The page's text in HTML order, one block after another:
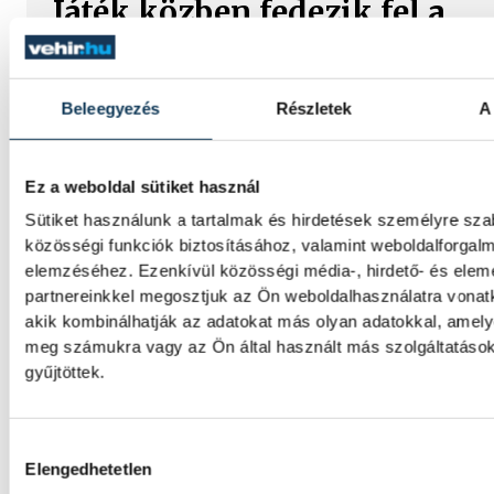
Beleegyezés Részletek
Ez a weboldal sütiket használ
Sütiket használunk a tartalmak és hirdetések személyre
közösségi funkciók biztosításához, valamint
elemzéséhez. Ezenkívül közösségi média-, hirdető- és
partnereinkkel megosztjuk az Ön weboldalhasználatra
akik kombinálhatják az adatokat más olyan adatokkal,
meg számukra vagy az Ön által használt más
gyűjtöttek.
Elengedhetetlen
Játék közben fedezik fel a
tudomány világát a
gyerekek
Látványos kísérletek, kreatív feladatok és
Labsben. Videónkban Balassa Marietta, a
vezetője mutatja be, hogyan teszik
természettudományok megismerését.
Augusztus 12-én
és csillaghullás is vár ránk
ugyanezen a napon részleges
meg lehet majd figyelni.